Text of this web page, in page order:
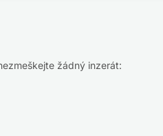
žádný inzerát: